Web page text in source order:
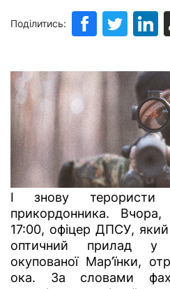
Поділитись:
І знову терористи
прикордонника.
17:00, офіцер ДПСУ,
оптичний прилад у
окупованої Мар’їнки,
ока. За словами